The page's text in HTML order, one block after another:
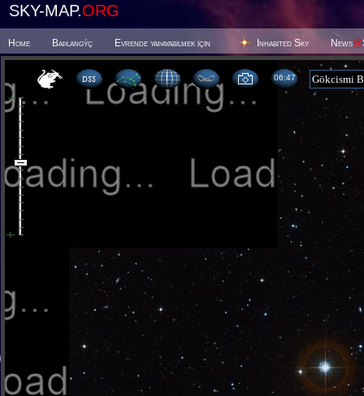
SKY-MAP.ORG
Home Baþlangýç Evrende yaþayabilmek için Inhabited Sky News@
06 47